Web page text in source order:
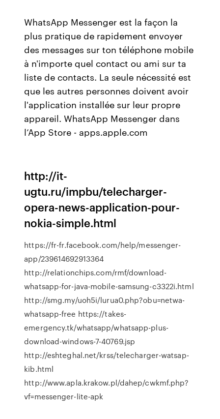
WhatsApp Messenger est la façon la
plus pratique de rapidement envoyer
des messages sur ton téléphone mobile
à n'importe quel contact ou ami sur ta
liste de contacts. La seule nécessité est
que les autres personnes doivent avoir
l'application installée sur leur propre
appareil. ‎WhatsApp Messenger dans
l’App Store - apps.apple.com
http://it-
ugtu.ru/impbu/telecharger-
opera-news-application-pour-
nokia-simple.html
https://fr-fr.facebook.com/help/messenger-
app/239614692913364
http://relationchips.com/rmf/download-
whatsapp-for-java-mobile-samsung-c3322i.html
http://smg.my/uoh5i/lurua0.php?obu=netwa-
whatsapp-free https://takes-
emergency.tk/whatsapp/whatsapp-plus-
download-windows-7-40769.jsp
http://eshteghal.net/krss/telecharger-watsap-
kib.html
http://www.apla.krakow.pl/dahep/cwkmf.php?
vf=messenger-lite-apk